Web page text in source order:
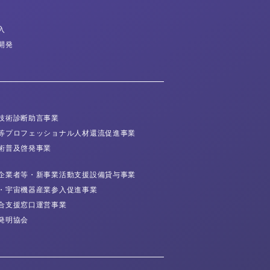
発
術診断助言事業
プロフェッショナル 人材還流促進事業
普及啓発事業
業者等・ 新事業活動支援設備貸与事業
宇宙機器産業参入促進事業
支援窓口運営事業
明協会